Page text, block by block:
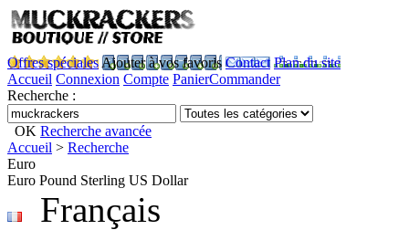
Offres spéciales Ajouter à vos favoris Contact Plan du site
Accueil Connexion Compte PanierCommander
Recherche :
OK Recherche avancée
Accueil > Recherche
Euro
Euro Pound Sterling US Dollar
Français